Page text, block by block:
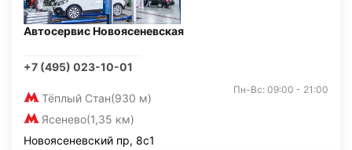
Автосервис Новоясеневская
+7 (495) 023-10-01
Тёплый Стан(930 м)
Ясенево(1,35 км)
Пн-Вс: 09:00 - 21:00
Новоясеневский пр, 8с1